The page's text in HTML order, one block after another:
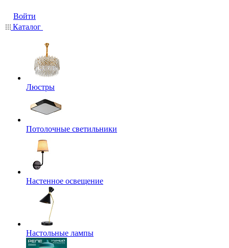
Войти
Каталог
Люстры
Потолочные светильники
Настенное освещение
Настольные лампы